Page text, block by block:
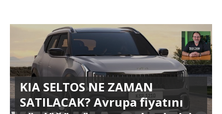
KIA SELTOS NE ZAMAN
SATILACAK? Avrupa fiyatını